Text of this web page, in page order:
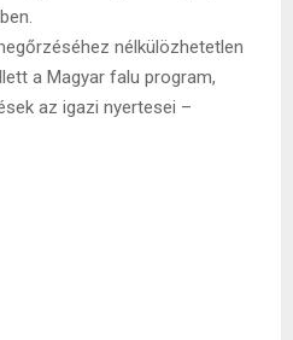
nélkülözhetetlen
a Magyar falu program,
az igazi nyertesei –